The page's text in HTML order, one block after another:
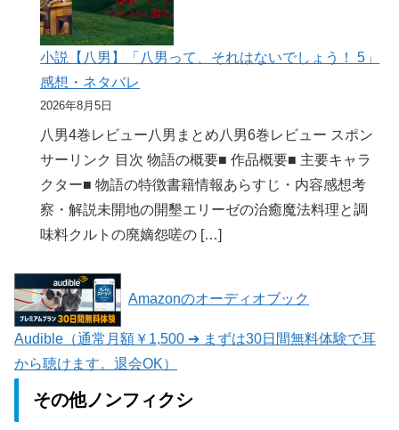
小説【八男】「八男って、それはないでしょう！ 5」
感想・ネタバレ
2026年8月5日
八男4巻レビュー八男まとめ八男6巻レビュー スポン
サーリンク 目次 物語の概要■ 作品概要■ 主要キャラ
クター■ 物語の特徴書籍情報あらすじ・内容感想考
察・解説未開地の開墾エリーゼの治癒魔法料理と調
味料クルトの廃嫡怨嗟の […]
Amazonのオーディオブック
Audible（通常月額￥1,500 ➔ まずは30日間無料体験で耳
から聴けます。退会OK）
その他ノンフィクシ